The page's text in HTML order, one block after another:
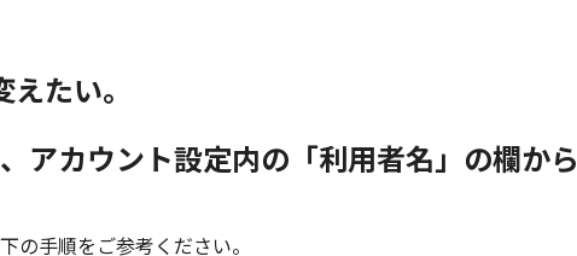
たい。
アカウント設定内の「利用者名」の欄から
の手順をご参考ください。